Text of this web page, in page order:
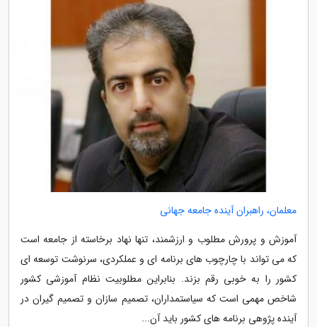
معلمان، راهبران آینده جامعه جهانی
آموزش و پرورش مطلوب و ارزشمند، تنها نهاد برخاسته از جامعه است
که می تواند با چارچوب های برنامه ای و عملکردی، سرنوشت توسعه ای
کشور را به خوبی رقم بزند. بنابراین مطلوبیت نظام آموزشی کشور
شاخص مهمی است که سیاستمداران، تصمیم سازان و تصمیم گیران در
آینده پژوهی برنامه های کشور باید آن...